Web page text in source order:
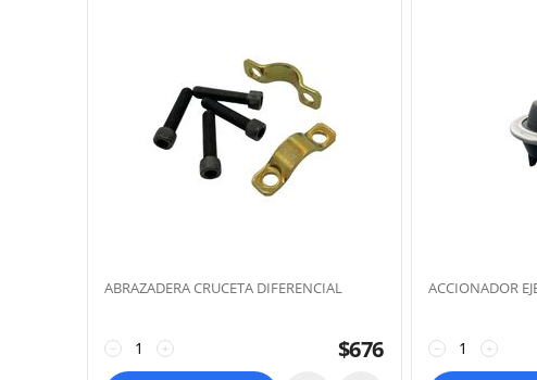
ABRAZADERA CRUCETA DIFERENCIAL
+
− $676
ACCIONADOR
+
−